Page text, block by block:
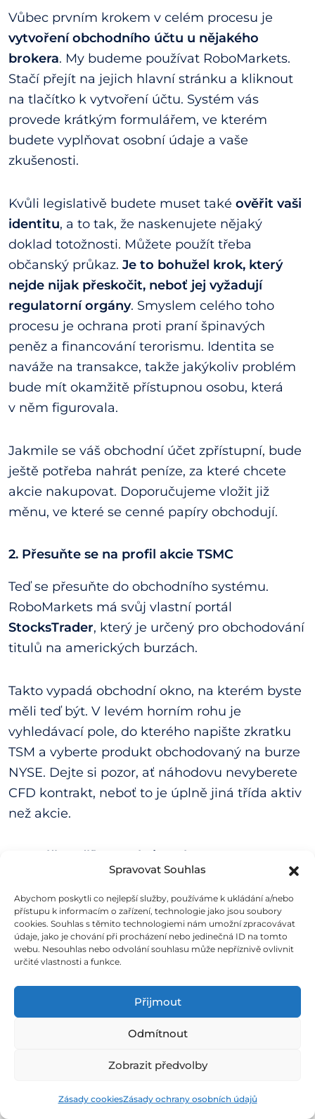
Spravovat Souhlas
Abychom poskytli co nejlepší služby, používáme k ukládání a/nebo
přístupu k informacím o zařízení, technologie jako jsou soubory
cookies. Souhlas s těmito technologiemi nám umožní zpracovávat
údaje, jako je chování při procházení nebo jedinečná ID na tomto
webu. Nesouhlas nebo odvolání souhlasu může nepříznivě ovlivnit
určité vlastnosti a funkce.
Přijmout
Odmítnout
Zobrazit předvolby
Zásady cookiesZásady ochrany osobních údajů
Vůbec prvním krokem v celém procesu je
vytvoření obchodního účtu u nějakého
brokera. My budeme používat RoboMarkets.
Stačí přejít na jejich hlavní stránku a kliknout
na tlačítko k vytvoření účtu. Systém vás
provede krátkým formulářem, ve kterém
budete vyplňovat osobní údaje a vaše
zkušenosti.
Kvůli legislativě budete muset také ověřit vaši
identitu, a to tak, že naskenujete nějaký
doklad totožnosti. Můžete použít třeba
občanský průkaz. Je to bohužel krok, který
nejde nijak přeskočit, neboť jej vyžadují
regulatorní orgány. Smyslem celého toho
procesu je ochrana proti praní špinavých
peněz a financování terorismu. Identita se
naváže na transakce, takže jakýkoliv problém
bude mít okamžitě přístupnou osobu, která
v něm figurovala.
Jakmile se váš obchodní účet zpřístupní, bude
ještě potřeba nahrát peníze, za které chcete
akcie nakupovat. Doporučujeme vložit již
měnu, ve které se cenné papíry obchodují.
2. Přesuňte se na profil akcie TSMC
Teď se přesuňte do obchodního systému.
RoboMarkets má svůj vlastní portál
StocksTrader, který je určený pro obchodování
titulů na amerických burzách.
Takto vypadá obchodní okno, na kterém byste
měli teď být. V levém horním rohu je
vyhledávací pole, do kterého napište zkratku
TSM a vyberte produkt obchodovaný na burze
NYSE. Dejte si pozor, ať náhodovu nevyberete
CFD kontrakt, neboť to je úplně jiná třída aktiv
než akcie.
3. Vyplňte příkaz a akcie nakupte
menu zvoltemodré tlačítko Market. Před
vámi se otevře vyskakovací okno, ve kterém
stačí zvolit množství akcií, které chcete
Příkaz Market je ten nejjednodušší ze všech.
Zobchoduje se hned po odeslání nebo při